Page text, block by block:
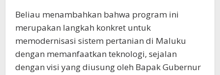
Beliau menambahkan bahwa program ini
merupakan langkah konkret untuk
memodernisasi sistem pertanian di Maluku
dengan memanfaatkan teknologi, sejalan
dengan visi yang diusung oleh Bapak Gubernur